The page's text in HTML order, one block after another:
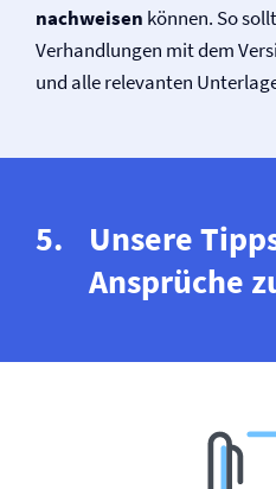
nachweisen können. So
Verhandlungen mit dem
und alle relevanten
Unsere
Ansprüche